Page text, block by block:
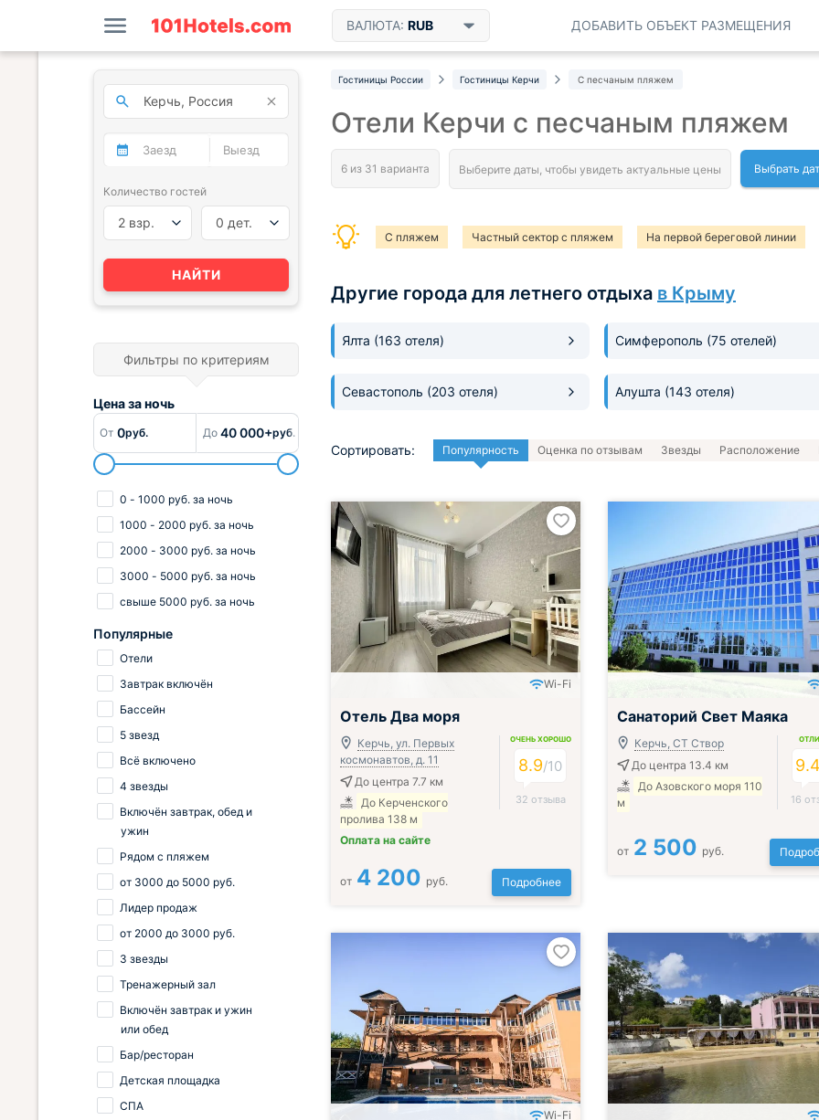
ВАЛЮТА: RUB ДОБАВИТЬ ОБЪЕКТ РАЗМЕЩЕНИЯ
Гостиницы России Гостиницы Керчи С песчаным пляжем
Отели Керчи с песчаным пляжем
Выбрать
С пляжем Частный сектор с пляжем На первой береговой линии
Другие города для летнего отдыха в Крыму
Ялта (163 отеля) Симферополь (75 отелей)
Севастополь (203 отеля) Алушта (143 отеля)
Сортировать: Популярность Оценка по отзывам Звезды Расположение
Wi-Fi
Отель Два моря
Керчь, ул. Первых
космонавтов, д. 11
До центра 7.7 км
До Керченского
пролива 138 м
Оплата на сайте
ОЧЕНЬ ХОРОШО
8.9/10
32 отзыва
от 4 200 руб. Подробнее
Включён завтрак, обед и ужин
Санаторий Свет Маяка
Керчь, СТ Створ
До центра 13.4 км
До Азовского моря 110
м
9.4
16
от 2 500 руб.
Wi-Fi
Количество гостей
2 взр. 0 дет.
НАЙТИ
Фильтры по критериям
Цена заночь
От 0руб. До 40 000+руб.
0 - 1000 руб. за ночь
1000 - 2000 руб. за ночь
2000 - 3000 руб. за ночь
3000 - 5000 руб. за ночь
свыше 5000 руб. за ночь
Популярные
Отели
Завтрак включён
Бассейн
5 звезд
Всё включено
4 звезды
Включён завтрак, обед и
ужин
Рядом с пляжем
от 3000 до 5000 руб.
Лидер продаж
от 2000 до 3000 руб.
3 звезды
Тренажерный зал
Включён завтрак и ужин
или обед
Бар/ресторан
Детская площадка
СПА